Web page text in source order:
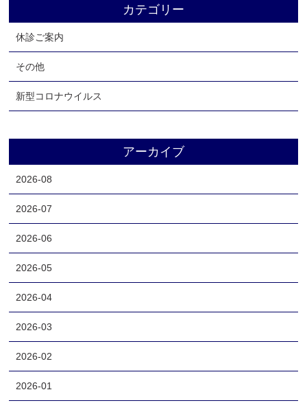
カテゴリー
休診ご案内
その他
新型コロナウイルス
アーカイブ
2026-08
2026-07
2026-06
2026-05
2026-04
2026-03
2026-02
2026-01